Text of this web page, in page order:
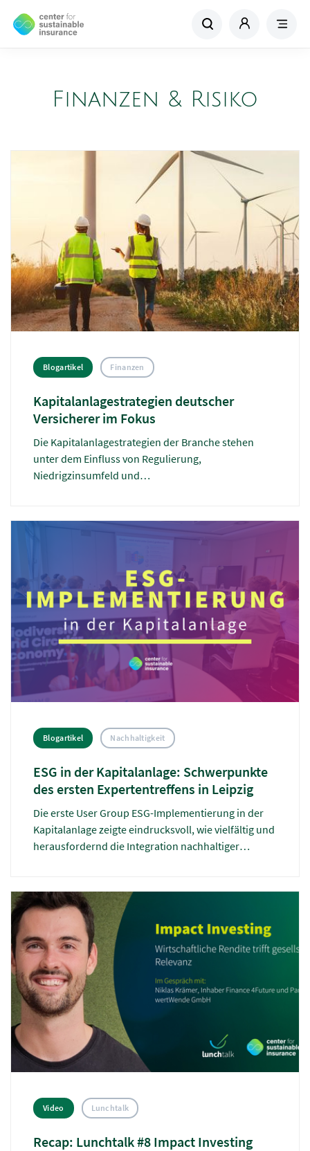
Finanzen & Risiko
Blogartikel Finanzen
Kapitalanlagestrategien deutscher
Versicherer im Fokus
Die Kapitalanlagestrategien der Branche stehen
unter dem Einfluss von Regulierung,
Niedrigzinsumfeld und
Herausforderungen und Ausrichtungen in der
Versicherungsunternehmen.
Blogartikel Nachhaltigkeit
ESG in der Kapitalanlage: Schwerpunkte
des ersten Expertentreffens in Leipzig
Die erste User Group ESG-Implementierung in der
Kapitalanlage zeigte eindrucksvoll, wie vielfältig und
herausfordernd die Integration nachhaltiger
Engagement-Strategien und wissenschaftlich
fundierten Impact-Analysen. Der Beitrag gibt einen
Video Lunchtalk
Recap: Lunchtalk #8 Impact Investing